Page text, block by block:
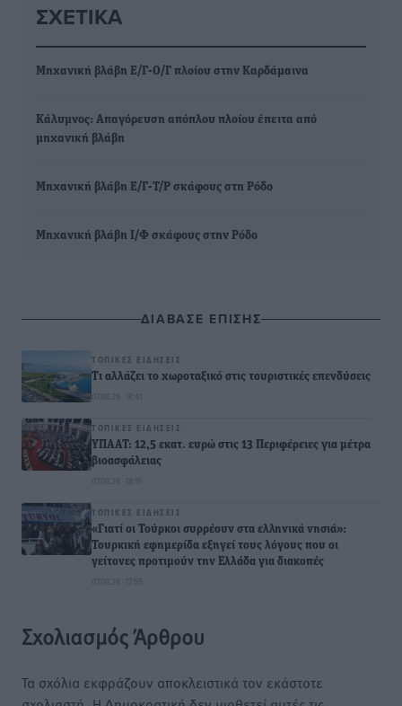
ΣΧΕΤΙΚΆ
Μηχανική βλάβη Ε/Γ-Ο/Γ πλοίου στην Καρδάμαινα
Κάλυμνος: Απαγόρευση απόπλου πλοίου έπειτα από
μηχανική βλάβη
Μηχανική βλάβη Ε/Γ-Τ/Ρ σκάφους στη Ρόδο
Μηχανική βλάβη Ι/Φ σκάφους στην Ρόδο
ΔΙΑΒΑΣΕ ΕΠΙΣΗΣ
ΤΟΠΙΚΈΣ ΕΙΔΉΣΕΙΣ
Τι αλλάζει το χωροταξικό στις τουριστικές επενδύσεις
07.08.26 · 18:41
ΤΟΠΙΚΈΣ ΕΙΔΉΣΕΙΣ
ΥΠΑΑΤ: 12,5 εκατ. ευρώ στις 13 Περιφέρειες για μέτρα
βιοασφάλειας
07.08.26 · 18:19
ΤΟΠΙΚΈΣ ΕΙΔΉΣΕΙΣ
«Γιατί οι Τούρκοι συρρέουν στα ελληνικά νησιά»:
Τουρκική εφημερίδα εξηγεί τους λόγους που οι
γείτονες προτιμούν την Ελλάδα για διακοπές
07.08.26 · 17:55
Σχολιασμός Άρθρου
Τα σχόλια εκφράζουν αποκλειστικά τον εκάστοτε